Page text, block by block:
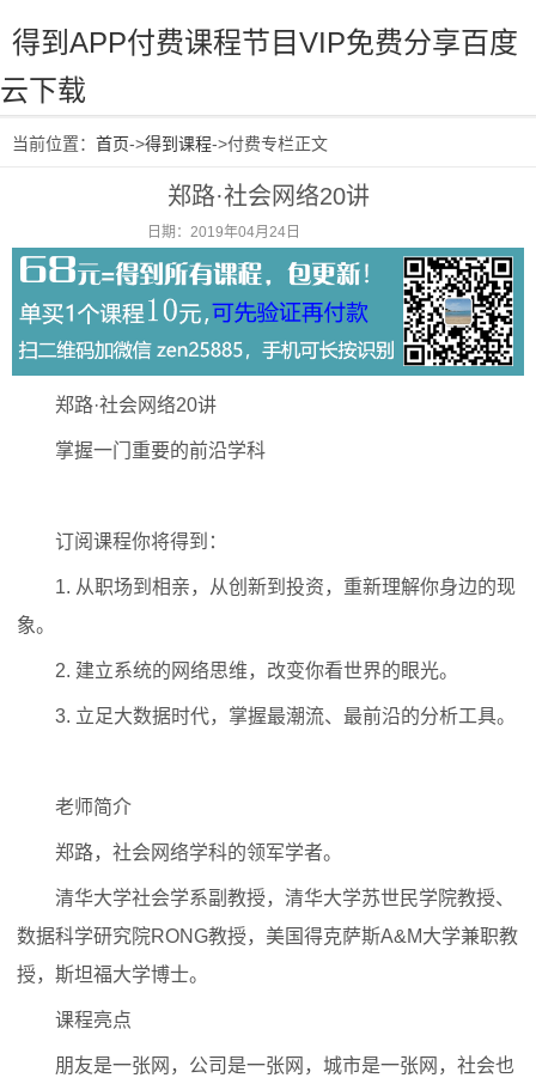
得到APP付费课程节目VIP免费分享百度
云下载
当前位置： 首页->得到课程->付费专栏正文
郑路·社会网络20讲
日期：2019年04月24日
郑路·社会网络20讲
掌握一门重要的前沿学科
订阅课程你将得到：
1. 从职场到相亲，从创新到投资，重新理解你身边的现
象。
2. 建立系统的网络思维，改变你看世界的眼光。
3. 立足大数据时代，掌握最潮流、最前沿的分析工具。
老师简介
郑路，社会网络学科的领军学者。
清华大学社会学系副教授，清华大学苏世民学院教授、
数据科学研究院RONG教授，美国得克萨斯A&M大学兼职教
授，斯坦福大学博士。
课程亮点
朋友是一张网，公司是一张网，城市是一张网，社会也